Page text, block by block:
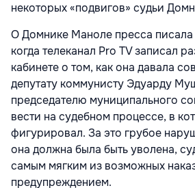
некоторых «подвигов» судьи
О Домнике Маноле пресса
когда телеканал Pro TV записал
кабинете о том, как она давала
депутату коммунисту Эдуарду
председателю муниципального
вести на судебном процессе, в
фигурировал. За это грубое
она должна была быть уволена,
самым мягким из возможных
предупреждением.